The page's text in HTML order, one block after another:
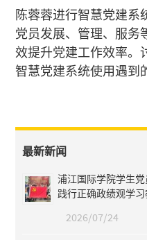
陈蓉蓉进行智慧党建系
党员发展、管理、服务
效提升党建工作效率。
智慧党建系统使用遇到
最新新闻
浦江国际学院学生
践行正确政绩观学
2026/07/24